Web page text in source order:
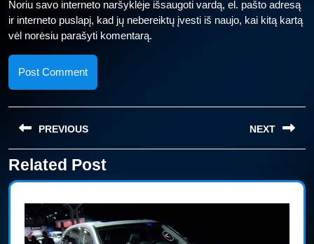
Noriu savo interneto naršyklėje išsaugoti vardą, el. pašto adresą
ir interneto puslapį, kad jų nebereiktų įvesti iš naujo, kai kitą kartą
vėl norėsiu parašyti komentarą.
Navigacija
tarp
įrašų
PREVIOUS
Previous
post:
NEXT
post:
Related Post